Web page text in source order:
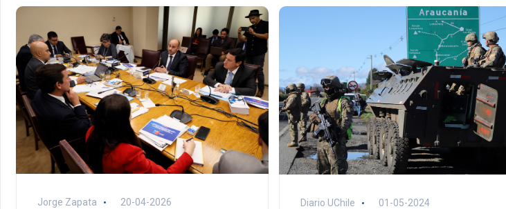
Jorge Zapata 20-04-2026 Diario UChile 01-05-2024